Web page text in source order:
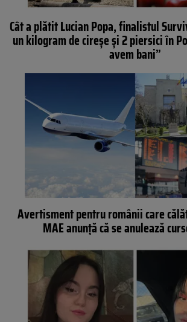
Cât a plătit Lucian Popa, finalistul
un kilogram de cireșe și 2 piersici în
avem bani”
Avertisment pentru românii care
MAE anunță că se anulează